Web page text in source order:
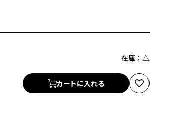
在庫： △
カートに入れる